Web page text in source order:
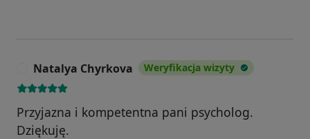
Natalya Chyrkova Weryfikacja wizyty
Przyjazna i kompetentna pani psycholog.
Dziękuję.